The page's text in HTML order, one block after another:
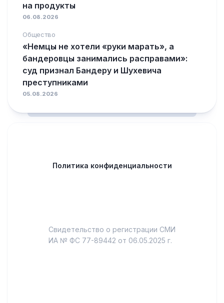
на продукты
06.08.2026
Общество
«Немцы не хотели «руки марать», а
бандеровцы занимались расправами»:
суд признал Бандеру и Шухевича
преступниками
05.08.2026
Политика конфиденциальности
Свидетельство о регистрации СМИ
ИА № ФС 77-89442 от 06.05.2025 г.